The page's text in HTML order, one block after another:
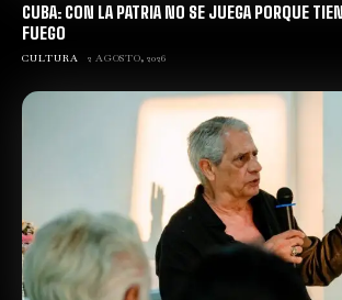
CUBA: CON LA PATRIA NO SE JUEGA PORQUE
FUEGO
CULTURA 2 AGOSTO, 2026